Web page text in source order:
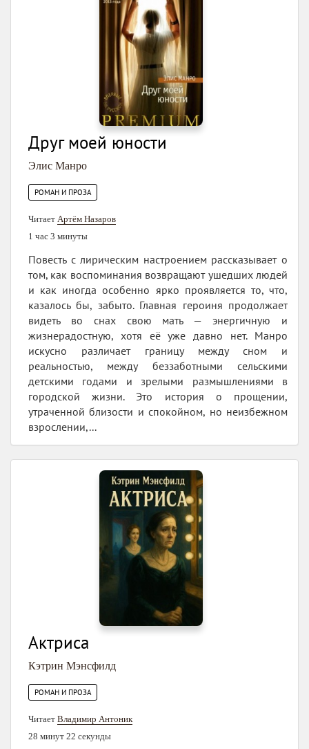
Друг моей юности
Элис Манро
РОМАН И ПРОЗА
Читает Артём Назаров
1 час 3 минуты
Повесть с лирическим настроением рассказывает о
том, как воспоминания возвращают ушедших людей
и как иногда особенно ярко проявляется то, что,
казалось бы, забыто. Главная героиня продолжает
видеть во снах свою мать — энергичную и
жизнерадостную, хотя её уже давно нет. Манро
искусно различает границу между сном и
реальностью, между беззаботными сельскими
детскими годами и зрелыми размышлениями в
городской жизни. Это история о прощении,
утраченной близости и спокойном, но неизбежном
взрослении,...
Актриса
Кэтрин Мэнсфилд
РОМАН И ПРОЗА
Читает Владимир Антоник
28 минут 22 секунды